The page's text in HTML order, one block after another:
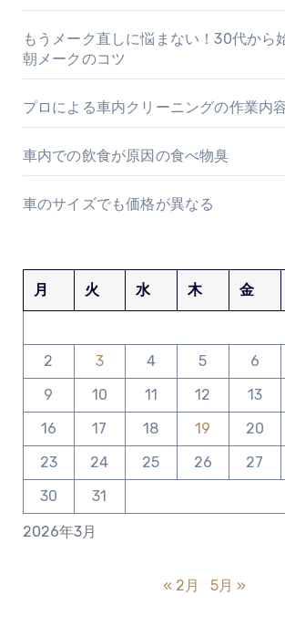
もうメーク直しに悩まない！30代から
朝メークのコツ
プロによる車内クリーニングの作業内
車内での飲食が原因の食べ物臭
車のサイズでも価格が異なる
2026年3月
月 火 水 木 金
2
3 4 5 6
9
10 11 12 13
16
17 18 19 20
23
24 25 26 27
30
31
« 2月 5月 »